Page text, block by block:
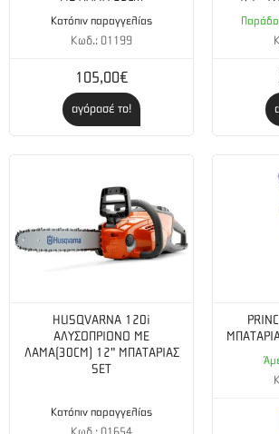
Κατόπιν παραγγελίας
Κωδ.: 01199
105,00€
αγόρασέ το!
HUSQVARNA 120i
ΑΛΥΣΟΠΡΙΟΝΟ ΜΕ
ΛΑΜΑ(30CM) 12" ΜΠΑΤΑΡΙΑΣ
SET
Κατόπιν παραγγελίας